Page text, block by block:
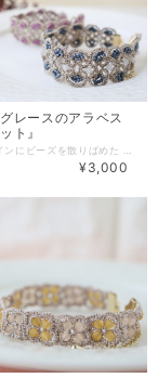
グレースのアラベス
ト』
反復したデザインにビーズを散りばめた タティングレ―スのブレスレットです。 ゴールドのラメ糸にダスティカラーのビーズを組み合わせ 華やかながらも大人っぽい雰囲気になりました。 肌に馴染む落ち着いたトーンなので 上品にもカジュアルにも着こなせる使い勝手の良さも嬉しいポイント。 手元を繊細に彩りたい方や ワンランク上のオシャレに挑戦したい方にもおススメです。 【素材・色・サイズ】 ・レース糸（ラメ） ・デリカビーズ ・合成石（3mm） レース部分の長さ：約14.5cm、幅：約1cm + アジャスター約5,5cm (マグネット + 約2cm） ＊長さについてはブログ内「ネックレス・ブレスレットのサイズについて」を ご参照ください。長さは変更可能ですのでお気軽にご相談下さい＊ ◆有料（100円）包装有。詳細は「その他」→「ギフトラッピング」をご覧下さい◆
¥3,000